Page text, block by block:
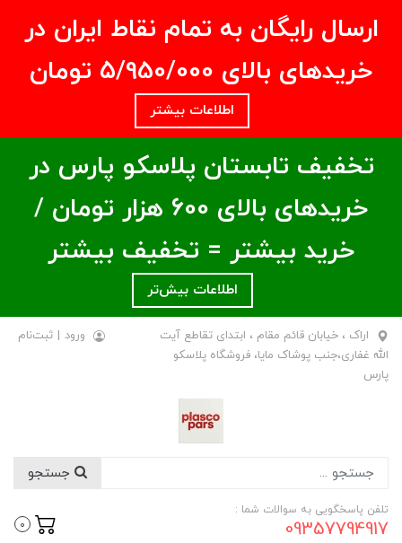
ارسال رایگان به تمام نقاط ایران در
خریدهای بالای ۵/950/000 تومان
اطلاعات بیشتر
تخفیف تابستان پلاسکو پارس در
خریدهای بالای ۶00 هزار تومان /
خرید بیشتر = تخفیف بیشتر
اطلاعات بیش‌تر
اراک ، خیابان قائم مقام ، ابتدای تقاطع آیت
الله غفاری،جنب پوشاک مایا، فروشگاه پلاسکو
پارس
ورود | ثبت‌نام
تلفن پاسخگویی به سوالات شما :
09357794917
0